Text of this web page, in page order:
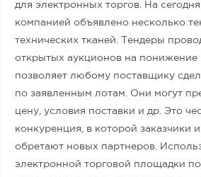
для электронных торгов. На
компанией объявлено несколько
технических тканей. Тендеры
открытых аукционов на понижение
позволяет любому поставщику
по заявленным лотам. Они могут
цену, условия поставки и др. Это
конкуренция, в которой заказчики
обретают новых партнеров.
электронной торговой площадки